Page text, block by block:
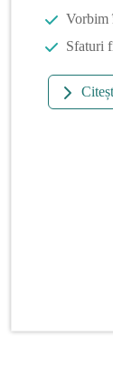
Vorbim
Sfaturi